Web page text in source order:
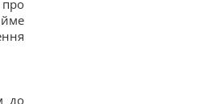
про
до